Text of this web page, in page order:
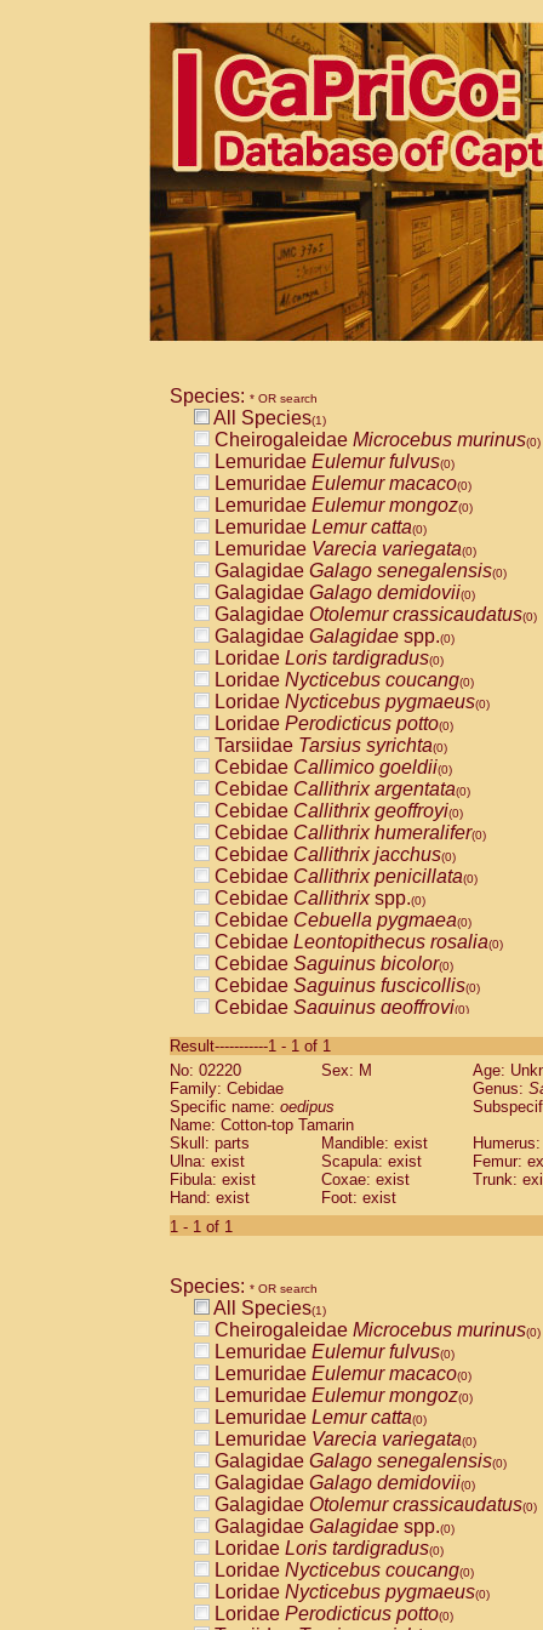
Species: * OR search
All Species(1)
Cheirogaleidae Microcebus murinus(0)
Lemuridae Eulemur fulvus(0)
Lemuridae Eulemur macaco(0)
Lemuridae Eulemur mongoz(0)
Lemuridae Lemur catta(0)
Lemuridae Varecia variegata(0)
Galagidae Galago senegalensis(0)
Galagidae Galago demidovii(0)
Galagidae Otolemur crassicaudatus(0)
Galagidae Galagidae spp.(0)
Loridae Loris tardigradus(0)
Loridae Nycticebus coucang(0)
Loridae Nycticebus pygmaeus(0)
Loridae Perodicticus potto(0)
Tarsiidae Tarsius syrichta(0)
Cebidae Callimico goeldii(0)
Cebidae Callithrix argentata(0)
Cebidae Callithrix geoffroyi(0)
Cebidae Callithrix humeralifer(0)
Cebidae Callithrix jacchus(0)
Cebidae Callithrix penicillata(0)
Cebidae Callithrixspp.(0)
Cebidae Cebuella pygmaea(0)
Cebidae Leontopithecus rosalia(0)
Cebidae Saguinus bicolor(0)
Cebidae Saguinus fuscicollis(0)
Cebidae Saguinus geoffroyi(0)
CebidaeSaguinus labiatus(0)
Cebidae Saguinus leucopus (0)
Cebidae
CebidaeSaguinus mystax
Cebidae Saguinus nigricollis (0)
Cebidae Saguinus oedipus
Cebidae Saguinus weddelli
Cebidae Saguinusspp.
Cebidae
CebidaeCebus capucinus
CebidaeCebus nigrivittatus
CebidaeCebus spp.(0)
CebidaeSaimiri boliviensis(0)
CebidaeSaimiri sciureus(0)
AtelidaeAlouatta caraya(0)
AtelidaeAlouatta fusca(0)
AtelidaeAlouatta seniculus(0)
AtelidaeAlouattaspp.(0)
AtelidaeAteles belzebuth(0)
AtelidaeAteles geoffroyi(0)
AtelidaeAteles paniscus(0)
AtelidaeAtelesspp.(0)
AtelidaeLagothrix lagothricha(0)
AtelidaeLagothrix lagothricha cana
PitheciidaeCacajao calvus
Result-----------1 - 1 of 1
No: 02220
Sex: M
Age:
Family: Cebidae
Genus:
Specific name: oedipus
Name: Cotton-top Tamarin
Skull: parts
Mandible: exist
Ulna: exist
Scapula: exist
Femur:
Fibula: exist
Coxae: exist
Trunk:
Hand: exist
Foot: exist
1 - 1 of 1
Species: * OR search
All Species(1)
Cheirogaleidae Microcebus murinus(0)
Lemuridae Eulemur fulvus(0)
Lemuridae Eulemur macaco(0)
Lemuridae Eulemur mongoz(0)
Lemuridae Lemur catta(0)
Lemuridae Varecia variegata(0)
Galagidae Galago senegalensis(0)
Galagidae Galago demidovii(0)
Galagidae Otolemur crassicaudatus(0)
Galagidae Galagidae spp.(0)
Loridae Loris tardigradus(0)
Loridae Nycticebus coucang(0)
Loridae Nycticebus pygmaeus(0)
Loridae Perodicticus potto(0)